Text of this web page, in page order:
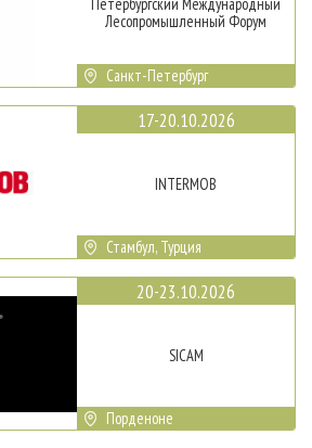
Петербургский Международный
Лесопромышленный Форум
Санкт-Петербург
17-20.10.2026
INTERMOB
Стамбул, Турция
20-23.10.2026
SICAM
Порденоне